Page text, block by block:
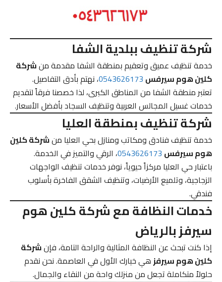
شركة تنظيف ببلدية الشفا
خدمة تنظيف عميق وتعقيم بمنطقة الشفا مقدمة منشركة
كلين هوم سيرفس0543626173، نهتم بأدق التفاصيل.
تعتبر منطقة الشفا من المناطق الكبرى، لذا خصصنا فرقاً لتقديم
خدمات غسيل المجالس العربية وتنظيف السجاد بأفضل الأسعار.
شركة تنظيف بمنطقة العليا
خدمة تنظيف فنادق ومكاتب ومنازل بحي العليا منشركة كلين
هوم سيرفس0543626173، الرقي والتميز في الخدمة.
باعتبار حي العليا مركزاً حيوياً، نوفر خدمات تنظيف الواجهات
الزجاجية، وتلميع الأرضيات، وتنظيف الشقق الفاخرة بأسلوب
فندقي.
خدمات النظافة مع شركة كلين هوم
سيرفز بالرياض
إذا كنت تبحث عن النظافة المثالية والراحة التامة، فإنشركة
كلين هوم سيرفزهي خيارك الأول في العاصمة. نحن نقدم
حلولاً متكاملة تجعل من منزلك واحة من النقاء والجمال.